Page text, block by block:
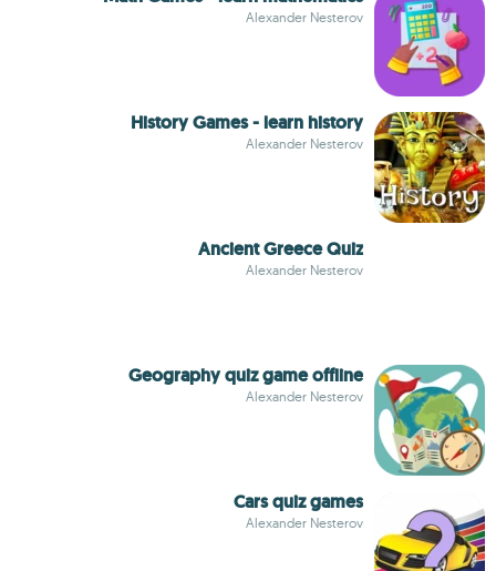
Alexander Nesterov
History Games - learn history
Alexander Nesterov
Ancient Greece Quiz
Alexander Nesterov
Geography quiz game offline
Alexander Nesterov
Cars quiz games
Alexander Nesterov